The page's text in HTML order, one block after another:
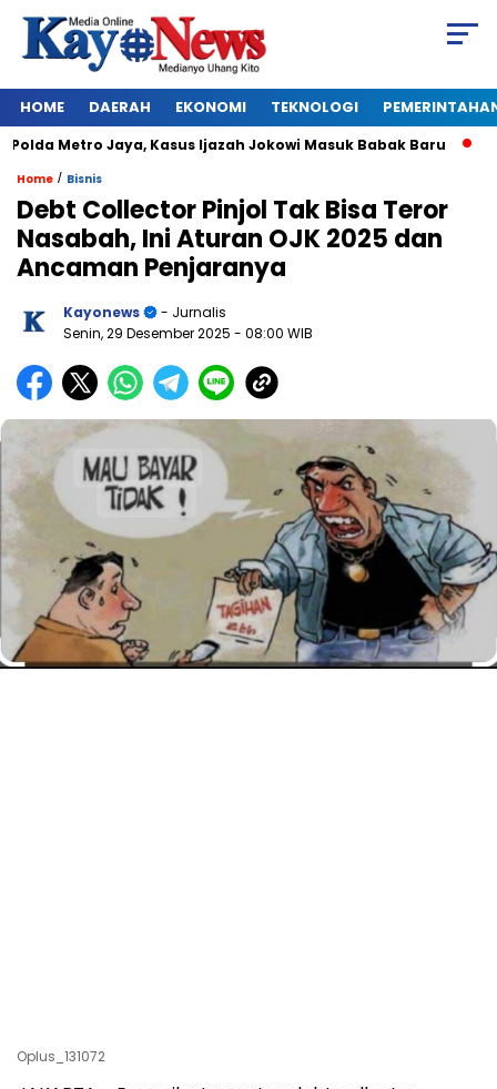
HOME DAERAH EKONOMI TEKNOLOGI
Metro Jaya, Kasus Ijazah Jokowi Masuk Babak Baru
Home / Bisnis
Debt Collector Pinjol Tak Bisa Teror
Nasabah, Ini Aturan OJK 2025 dan
Ancaman Penjaranya
Kayonews
- Jurnalis
Senin, 29 Desember 2025 - 08:00 WIB
Oplus_131072